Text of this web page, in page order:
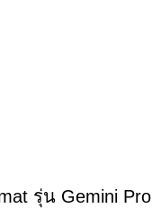
รุ่น Gemini Pro